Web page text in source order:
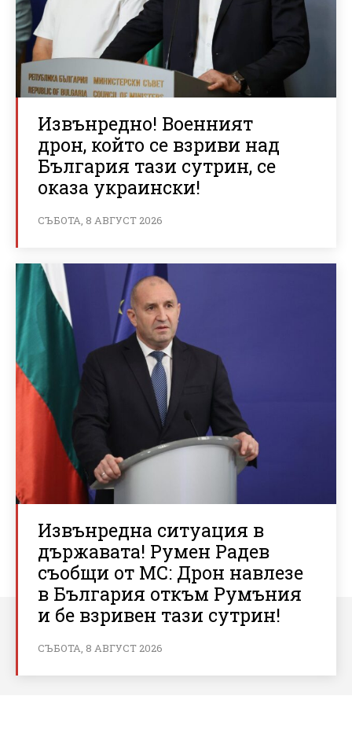
Извънредно! Военният
дрон, който се взриви над
България тази сутрин, се
оказа украински!
СЪБОТА, 8 АВГУСТ 2026
Извънредна ситуация в
държавата! Румен Радев
съобщи от МС: Дрон навлезе
в България откъм Румъния
и бе взривен тази сутрин!
СЪБОТА, 8 АВГУСТ 2026